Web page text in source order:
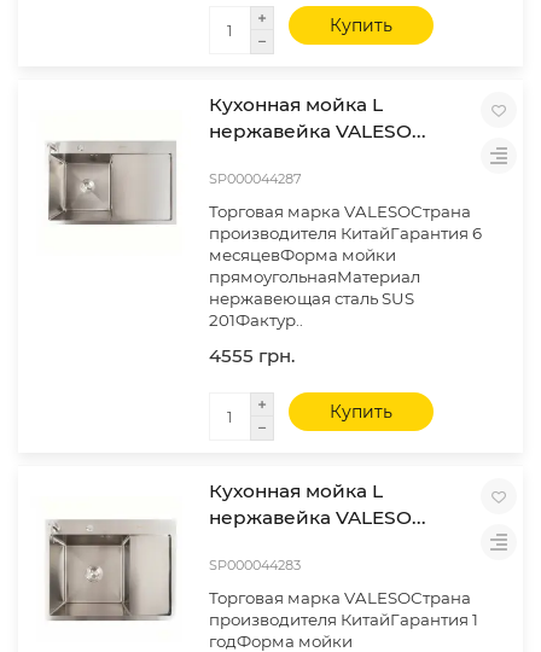
Купить
Кухонная мойка L
нержавейка VALESO...
SP000044287
Торговая марка VALESOСтрана
производителя КитайГарантия 6
месяцевФорма мойки
прямоугольнаяМатериал
нержавеющая сталь SUS
201Фактур..
4555 грн.
Купить
Кухонная мойка L
нержавейка VALESO...
SP000044283
Торговая марка VALESOСтрана
производителя КитайГарантия 1
годФорма мойки